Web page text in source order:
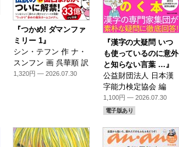
『つかめ! ダマンファ
ミリー 1』
シン・テフン 作 ナ・
スンフン 画 呉華順 訳
1,320円 — 2026.07.30
『漢字の大疑問 いつ
も使っているのに意外
と知らない言葉 …』
公益財団法人 日本漢
字能力検定協会 編
1,100円 — 2026.07.30
電子版あり